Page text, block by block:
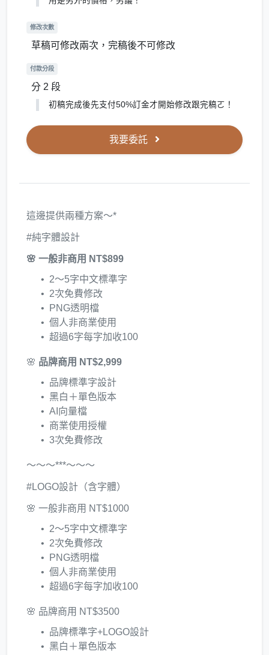
修改次數
草稿可修改兩次，完稿後不可修改
付款分段
分 2 段
初稿完成後先支付50%訂金才開始修改跟完稿ㄛ！
我要委託
這邊提供兩種方案～*
#純字體設計
🌸 一般非商用 NT$899
2～5字中文標準字
2次免費修改
PNG透明檔
個人非商業使用
超過6字每字加收100
🌸 品牌商用 NT$2,999
品牌標準字設計
黑白＋單色版本
AI向量檔
商業使用授權
3次免費修改
～～～***～～～
#LOGO設計（含字體）
🌸 一般非商用 NT$1000
2～5字中文標準字
2次免費修改
PNG透明檔
個人非商業使用
超過6字每字加收100
🌸 品牌商用 NT$3500
品牌標準字+LOGO設計
黑白＋單色版本